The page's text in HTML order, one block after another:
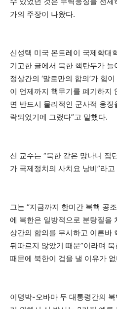
가의 주장이 나왔다.
신성택 미국 몬트레이 국제학대
기고한 글에서 북한 핵탄두가 늘
정상간의 ‘말로만의 합의’가 힘
이 언제까지 핵무기를 폐기하지
면 반드시 물리적인 군사적 응
락되었기에 그랬다”고 말했다.
신 교수는 “북한 같은 망나니 집
가 국제정치의 사치요 낭비”라
그는 “지금까지 한미간 북핵 공
에 북한은 일방적으로 분탕질을
상간의 합의를 무시하고 이른바
뒤따르지 않았기 때문”이라며
때문에 북한이 겁을 낼 이유가
이명박-오바마 두 대통령간의